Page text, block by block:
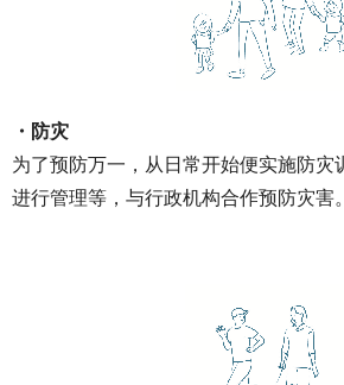
・防灾
为了预防万一，从日常开始便实施防灾
进行管理等，与行政机构合作预防灾害。